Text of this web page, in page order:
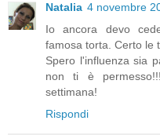
Natalia 4 novembre
Io ancora devo
famosa torta. Certo le
Spero l'influenza sia
non ti è
settimana!
Rispondi